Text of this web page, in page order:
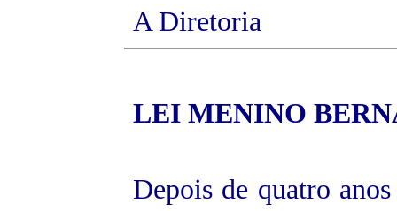
A Diretoria
LEI MENINO
Depois de quatro